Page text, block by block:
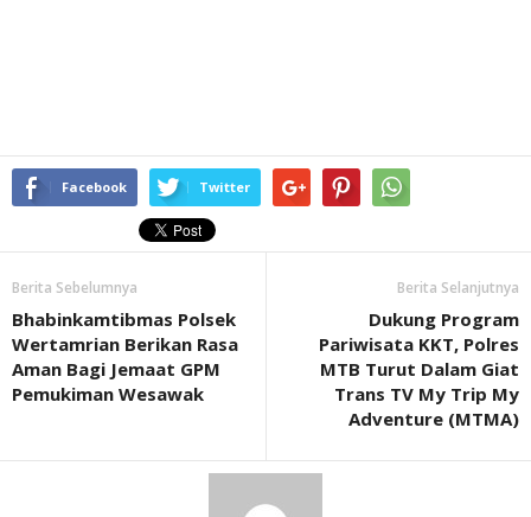
Facebook Twitter
Berita Sebelumnya
Bhabinkamtibmas Polsek
Wertamrian Berikan Rasa
Aman Bagi Jemaat GPM
Pemukiman Wesawak
Berita Selanjutnya
Dukung Program
Pariwisata KKT, Polres
MTB Turut Dalam Giat
Trans TV My Trip My
Adventure (MTMA)